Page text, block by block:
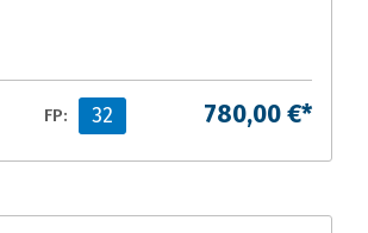
FP: 32 780,00 €*